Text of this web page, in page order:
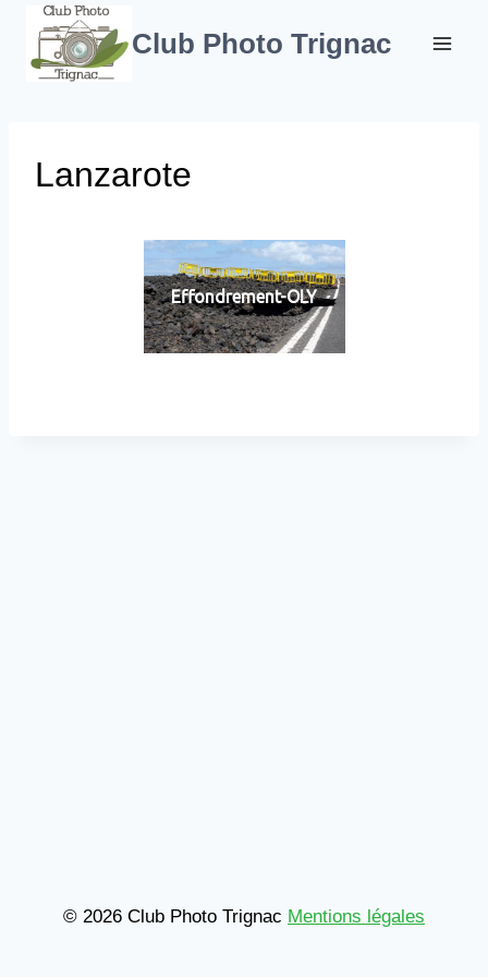
contenu
Club Photo Trignac
Lanzarote
Effondrement-OLY
© 2026 Club Photo Trignac Mentions légales